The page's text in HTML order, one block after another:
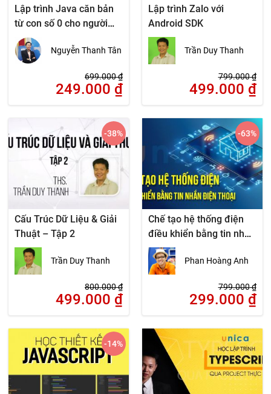
Lập trình Java căn bản
từ con số 0 cho người
mới bắt đầu
Nguyễn Thanh Tân
699.000₫
249.000 ₫
Lập trình Zalo với
Android SDK
Trần Duy Thanh
799.000₫
499.000 ₫
Cấu Trúc Dữ Liệu & Giải
Thuật – Tập 2
Trần Duy Thanh
800.000₫
499.000 ₫
-38%
Chế tạo hệ thống điện
điều khiển bằng tin nhắn
điện thoại
Phan Hoàng Anh
799.000₫
299.000 ₫
-63%
-14%